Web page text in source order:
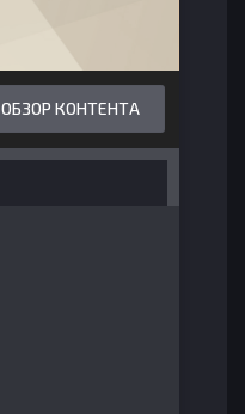
ОБЗОР КОНТЕНТА